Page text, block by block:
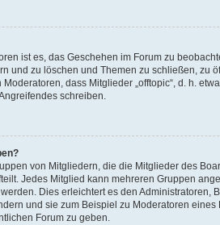
ist es, das Geschehen im Forum zu
und zu löschen und Themen zu schließen, zu
dass Mitglieder „offtopic“, d. h.
schreiben.
von Mitgliedern, die die Mitglieder des
Jedes Mitglied kann mehreren Gruppen
Dies erleichtert es den Administratoren,
und sie zum Beispiel zu Moderatoren
Forum zu geben.